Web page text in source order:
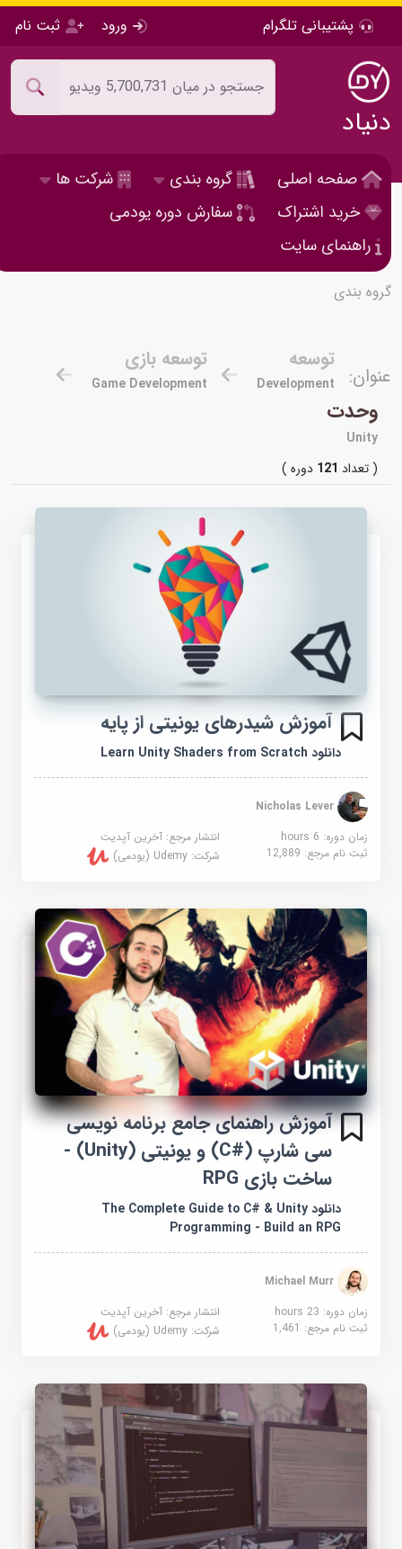
پشتیبانی تلگرام ورود ثبت نام
دنیاد
صفحه اصلی گروه بندی
شرکت ها
خرید اشتراک
سفارش دوره یودمی
راهنمای سایت
گروه بندی
عنوان:
توسعه
Development
توسعه بازی
Game Development
وحدت
Unity
( تعداد121 دوره )
آموزش شیدرهای یونیتی از پایه
دانلود Learn Unity Shaders from Scratch
Nicholas Lever
زمان دوره: 6 hours
انتشار مرجع:آخرین آپدیت
ثبت نام مرجع:12,889 شرکت:Udemy (یودمی)
آموزش راهنمای جامع برنامه نویسی
سی شارپ (#C) و یونیتی (Unity) -
ساخت بازی RPG
دانلود The Complete Guide to C# & Unity
Programming - Build an RPG
Michael Murr
زمان دوره: 23 hours
انتشار مرجع:آخرین آپدیت
ثبت نام مرجع:1,461 شرکت:Udemy (یودمی)